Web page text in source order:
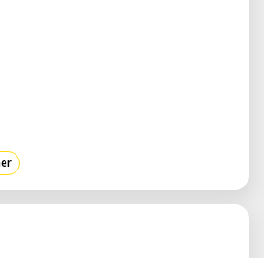
Anmeldung erfahren?